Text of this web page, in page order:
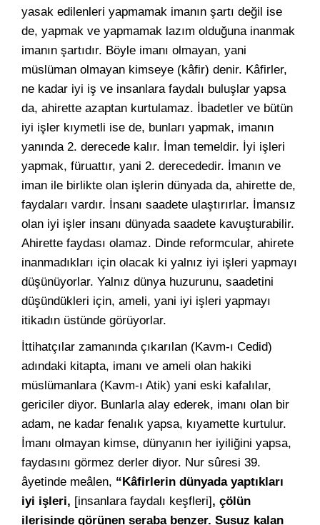
yasak edilenleri yapmamak imanın şartı değil ise
de, yapmak ve yapmamak lazım olduğuna inanmak
imanın şartıdır. Böyle imanı olmayan, yani
müslüman olmayan kimseye (kâfir) denir. Kâfirler,
ne kadar iyi iş ve insanlara faydalı buluşlar yapsa
da, ahirette azaptan kurtulamaz. İbadetler ve bütün
iyi işler kıymetli ise de, bunları yapmak, imanın
yanında 2. derecede kalır. İman temeldir. İyi işleri
yapmak, füruattır, yani 2. derecededir. İmanın ve
iman ile birlikte olan işlerin dünyada da, ahirette de,
faydaları vardır. İnsanı saadete ulaştırırlar. İmansız
olan iyi işler insanı dünyada saadete kavuşturabilir.
Ahirette faydası olamaz. Dinde reformcular, ahirete
inanmadıkları için olacak ki yalnız iyi işleri yapmayı
düşünüyorlar. Yalnız dünya huzurunu, saadetini
düşündükleri için, ameli, yani iyi işleri yapmayı
itikadın üstünde görüyorlar.
İttihatçılar zamanında çıkarılan (Kavm-ı Cedid)
adındaki kitapta, imanı ve ameli olan hakiki
müslümanlara (Kavm-ı Atik) yani eski kafalılar,
gericiler diyor. Bunlarla alay ederek, imanı olan bir
adam, ne kadar fenalık yapsa, kıyamette kurtulur.
İmanı olmayan kimse, dünyanın her iyiliğini yapsa,
faydasını görmez derler diyor. Nur sûresi 39.
âyetinde meâlen, “Kâfirlerin dünyada yaptıkları
iyi işleri, [insanlara faydalı keşfleri], çölün
ilerisinde görünen seraba benzer. Susuz kalan